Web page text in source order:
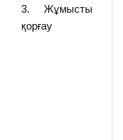
3. Жұмысты
қорғау